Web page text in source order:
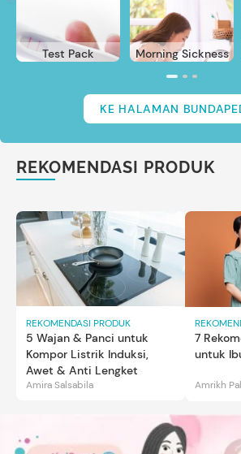
Test Pack Morning Sickness
KE HALAMAN
REKOMENDASI PRODUK
REKOMENDASI PRODUK
5 Wajan & Panci untuk
Kompor Listrik Induksi,
Awet & Anti Lengket
Amira Salsabila
7
untuk
Amrikh